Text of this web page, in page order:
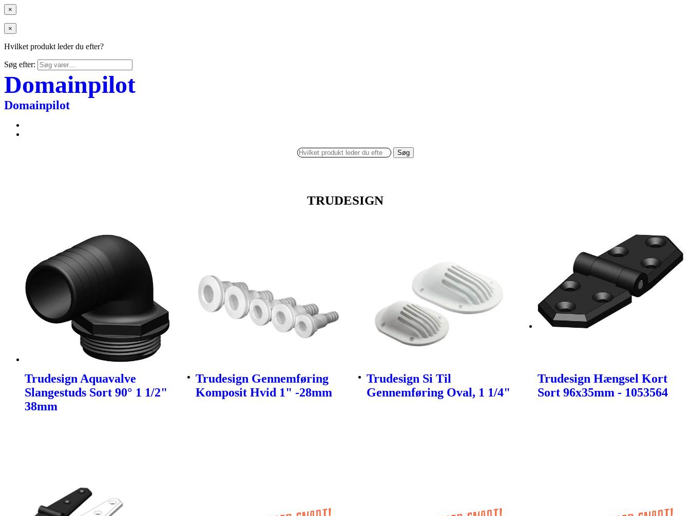
×
×
Hvilket produkt leder du efter?
Søg efter:
Domainpilot
Domainpilot
Søg
TRUDESIGN
Trudesign Aquavalve
Slangestuds Sort 90° 1 1/2"
38mm
Trudesign Gennemføring
Komposit Hvid 1" -28mm
Trudesign Si Til
Gennemføring Oval, 1 1/4"
Trudesign Hængsel Kort
Sort 96x35mm - 1053564